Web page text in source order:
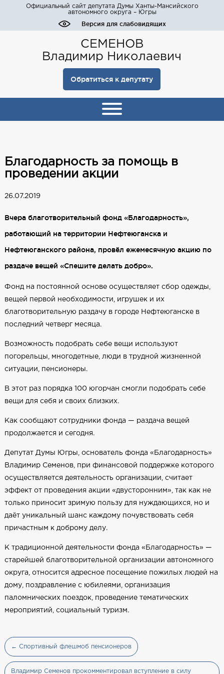
Официальный сайт депутата Думы Ханты-Мансийского
автономного округа – Югры
Версия для слабовидящих
СЕМЕНОВ
Владимир Николаевич
Обратиться к депутату
Благодарность за помощь в
проведении акции
26.07.2019
Вчера благотворительный фонд «Благодарность»,
работающий на территории Нефтеюганска и
Нефтеюганского района, провёл ежемесячную акцию по
раздаче вещей «Спешите делать добро».
Фонд на постоянной основе осуществляет сбор одежды,
вещей первой необходимости, игрушек и их
благотворительную раздачу в городе Нефтеюганске в
последний четверг месяца.
Возможность подобрать себе вещи используют
погорельцы, многодетные, люди в трудной жизненной
ситуации, пенсионеры.
В этот раз порядка 100 югорчан смогли подобрать себе
вещи для себя и своих близких.
Как сообщают сотрудники фонда — раздача вещей
продолжается и сегодня.
Депутат Думы Югры, основатель фонда «Благодарность»
Владимир Семенов, при финансовой поддержке которого
осуществляется деятельность организации, считает
эффект от проведения акции «двусторонним», так как не
только приносит зримую пользу для нуждающихся, но и
даёт уникальный шанс каждому почувствовать себя
причастным к доброму делу.
К традиционной деятельности фонда «Благодарность» —
старейшей благотворительной организации автономного
округа, относится адресное посещение пожилых людей на
дому, поздравление с юбилеями, организация
паломнических поездок, проведение тематических
мероприятий, социальный туризм.
← Спортивный флешмоб пенсионеров
Владимир Семенов прокомментировал вступление в силу